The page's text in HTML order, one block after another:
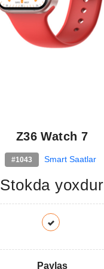
Z36 Watch 7
#1043 Smart Saatlar
Stokda yoxdur
Paylaş